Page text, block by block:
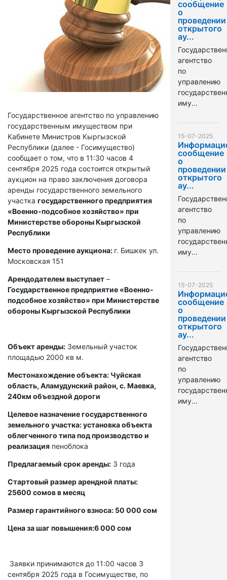
Государственное агентство по управлению
государственным имуществом при
Кабинете Министров Кыргызской
Республики (далее - Госимущество)
сообщает о том, что в 11:30 часов 4
сентября 2025 года состоится открытый
аукцион на право заключения договора
аренды государственного земельного
участка государственного предприятия
«Военно-подсобное хозяйство» при
Министерстве обороны Кыргызской
Республики
Место проведение аукциона: г. Бишкек ул.
Московская 151
Арендодателем выступает –
Государственное предприятие «Военно-
подсобное хозяйство» при Министерстве
обороны Кыргызской Республики
Объект аренды: Земельный участок
площадью 2000 кв м.
Местонахождение объекта: Чуйская
область, Аламудунский район, с. Маевка,
240км объездной дороги
Целевое назначение государственного
земельного участка: установка объекта
облегченного типа под производство и
реализация пеноблока
Предлагаемый срок аренды: 3 года
Стартовый размер арендной платы:
25600 сомов в месяц
Размер гарантийного взноса: 50 000 сом
Цена за шаг повышения:6 000 сом
Заявки принимаются до 11:00 часов 3
сентября 2025 года в Госимуществе, по
сообщение
о
проведении
открытого
ау...
агентство
по
управлению
иму...
15-07-2025
сообщение
о
проведении
открытого
ау...
агентство
по
управлению
иму...
15-07-2025
сообщение
о
проведении
открытого
ау...
агентство
по
управлению
иму...